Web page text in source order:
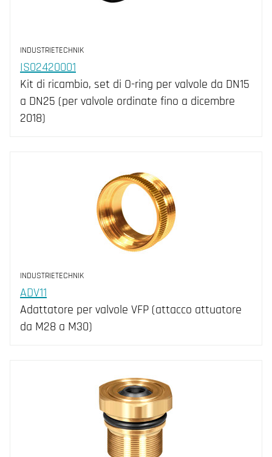
INDUSTRIETECHNIK
IS02420001
Kit di ricambio, set di O-ring per valvole da DN15
a DN25 (per valvole ordinate fino a dicembre
2018)
INDUSTRIETECHNIK
ADV11
Adattatore per valvole VFP (attacco attuatore
da M28 a M30)